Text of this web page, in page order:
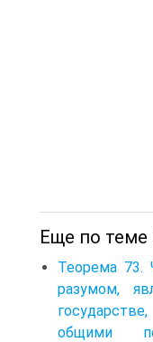
Еще по теме
Теорема 73.
разумом,
общими